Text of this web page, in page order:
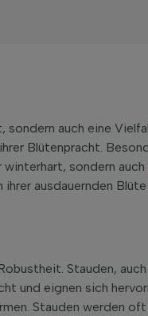
auch eine
Blütenpracht.
sondern auch
ausdauernden Blüte
Stauden, auch
und eignen sich
Stauden werden